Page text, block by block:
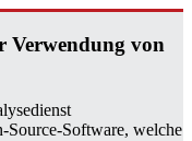
Ver­wen­dung von
Source-Software, welche